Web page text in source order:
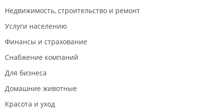
Недвижимость, строительство и ремонт
Услуги населению
Финансы и страхование
Снабжение компаний
Для бизнеса
Домашние животные
Красота и уход